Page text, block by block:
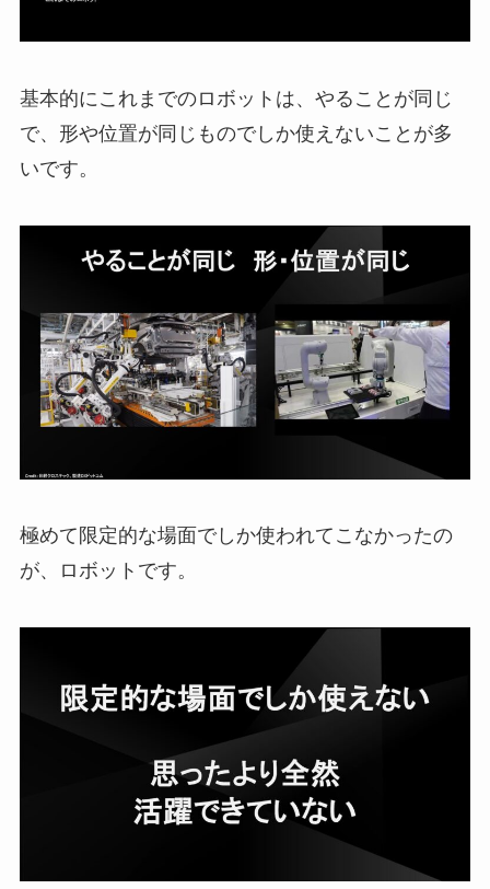
基本的にこれまでのロボットは、やることが同じ
で、形や位置が同じものでしか使えないことが多
いです。
極めて限定的な場面でしか使われてこなかったの
が、ロボットです。